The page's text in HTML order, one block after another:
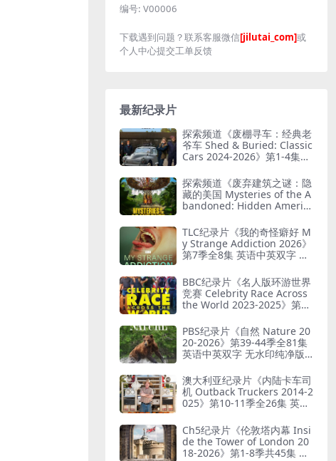
编号: V00006
下载遇到问题？联系客服微信[jilutai_com]或
个人中心提交工单反馈
最新纪录片
探索频道《废棚寻车：经典老
爷车 Shed & Buried: Classic
Cars 2024-2026》第1-4集全
净版 翻新老爷车
探索频道《废弃建筑之谜：隐
藏的美国 Mysteries of the A
bandoned: Hidden Americ
英双字 无水印纯净版 被遗弃
之谜
TLC纪录片《我的奇怪癖好 M
y Strange Addiction 2026》
第7季全8集 英语中英双字 官
BBC纪录片《名人版环游世界
竞赛 Celebrity Race Across
the World 2023-2025》第1-
水印纯净版 1080P/MKV/44.8
G 旅行竞赛
PBS纪录片《自然 Nature 20
20-2026》第39-44季全81集
英语中英双字 无水印纯净版 1
澳大利亚纪录片《内陆卡车司
机 Outback Truckers 2014-2
025》第10-11季全26集 英语
P/MKV/37.9G 澳洲公路运输
业
Ch5纪录片《伦敦塔内幕 Insi
de the Tower of London 20
18-2026》第1-8季共45集 英